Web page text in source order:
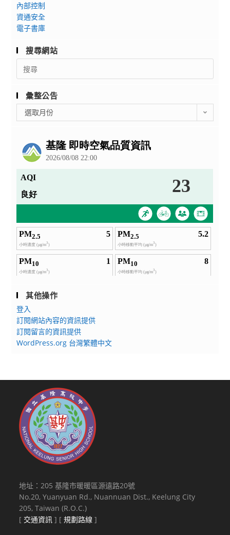
內部控制
資通安全
電子書庫
搜尋網站
Search
for:
彙整公告
整
選取月份
其他操作
登入
訂閱網站內容的資訊提供
訂閱留言的資訊提供
WordPress.org 台灣繁體中文
地址：205 基隆市暖暖區源遠路20號
No.20, Yuanyuan Rd., Nuannuan Dist., Keelung City
205, Taiwan (R.O.C.)
[ 交通資訊 ] [規劃路線 ]